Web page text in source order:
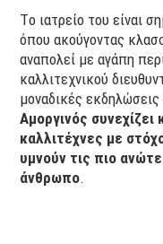
Tο ιατρείο του είναι
όπου ακούγοντας
αναπολεί με αγάπη
καλλιτεχνικού
μοναδικές
Αμοργινός
καλλιτέχνες με
υμνούν τις πιο
άνθρωπο.